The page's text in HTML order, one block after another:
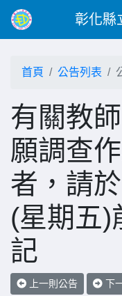
彰化縣
首頁 公告列表
有關教
願調查
者，請
(星期五)
記
上一則公告 下